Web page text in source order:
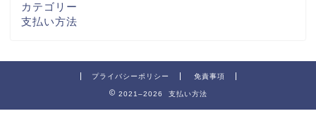
カテゴリー
支払い方法
プライバシーポリシー 免責事項
2021–2026 支払い方法